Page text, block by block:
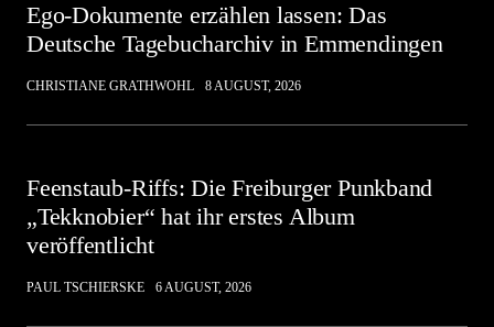
Ego-Dokumente erzählen lassen: Das
Deutsche Tagebucharchiv in Emmendingen
CHRISTIANE GRATHWOHL 8 AUGUST, 2026
Feenstaub-Riffs: Die Freiburger Punkband
„Tekknobier“ hat ihr erstes Album
veröffentlicht
PAUL TSCHIERSKE 6 AUGUST, 2026